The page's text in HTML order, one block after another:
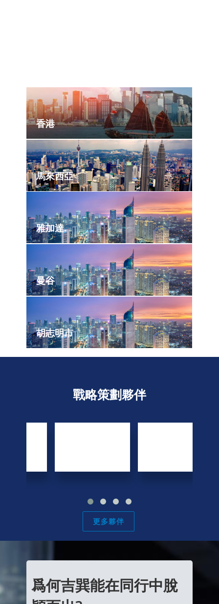
香港
馬來西亞
雅加達
曼谷
胡志明市
戰略策劃夥伴
更多夥伴
爲何吉巽能在同行中脫